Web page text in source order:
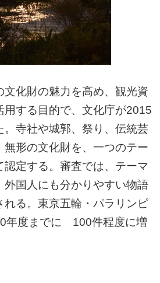
化財の魅力を高め、観光資
用する目的で、文化庁が2015
。寺社や城郭、祭り、伝統芸
無形の文化財を、一つのテー
認定する。審査では、テーマ
外国人にも分かりやすい物語
れる。東京五輪・パラリンピ
年度までに 100件程度に増